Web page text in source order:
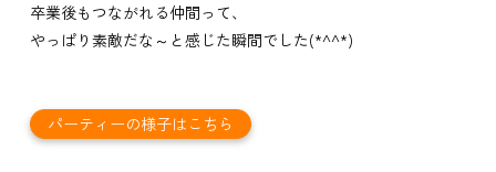
卒業後もつながれる仲間って、
やっぱり素敵だな～と感じた瞬間でした(*^^*)
パーティーの様子はこちら